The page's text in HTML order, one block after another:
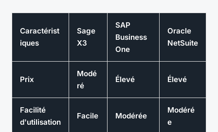
Caractérist
iques
Sage
X3
SAP
Business
One
Oracle
NetSuite
Prix
Modé
ré
Élevé Élevé
Facilité
d'utilisation
Facile Modérée
Modéré
e